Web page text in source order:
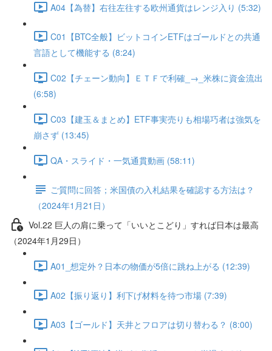
A04【為替】右往左往する欧州通貨はレンジ入り (5:32)
C01【BTC全般】ビットコインETFはゴールドとの共通
言語として機能する (8:24)
C02【チェーン動向】ＥＴＦで利確_→_米株に資金流出
(6:58)
C03【建玉＆まとめ】ETF事実売りも相場巧者は強気を
崩さず (13:45)
QA・スライド・一気通貫動画 (58:11)
ご質問に回答；米国債の入札結果を確認する方法は？
（2024年1月21日）
Vol.22 巨人の肩に乗って「いいとこどり」すれば日本は最高
（2024年1月29日）
A01_想定外？日本の物価が5倍に跳ね上がる (12:39)
A02【振り返り】利下げ材料を待つ市場 (7:39)
A03【ゴールド】天井とフロアは切り替わる？ (8:00)